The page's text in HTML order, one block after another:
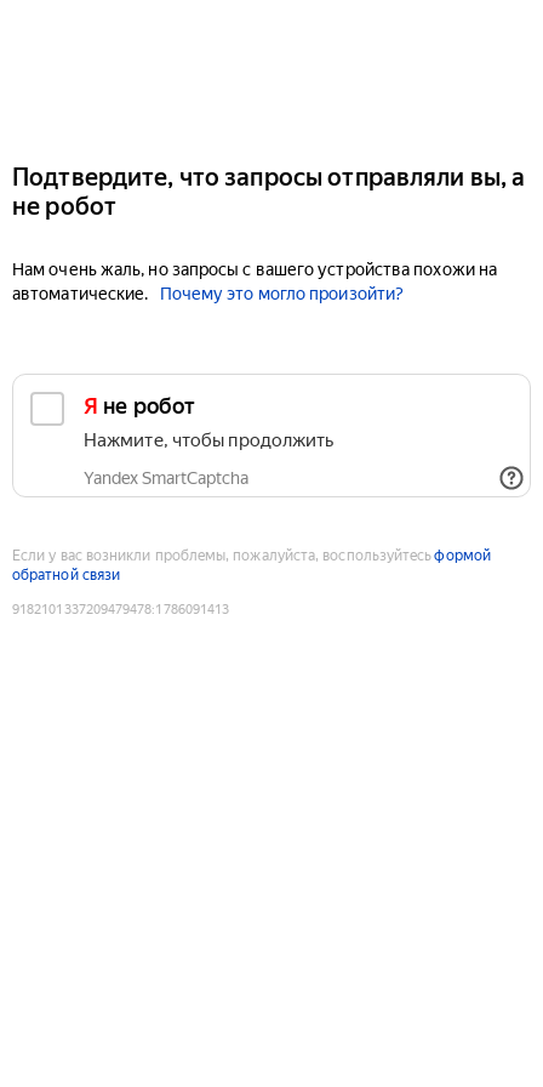
Подтвердите, что запросы отправляли вы, а
не робот
Нам очень жаль, но запросы с вашего устройства похожи на
автоматические.
Почему это могло произойти?
Я не робот
Нажмите, чтобы продолжить
Yandex SmartCaptcha
Если у вас возникли проблемы, пожалуйста, воспользуйтесьформой
обратной связи
9182101337209479478:1786091413